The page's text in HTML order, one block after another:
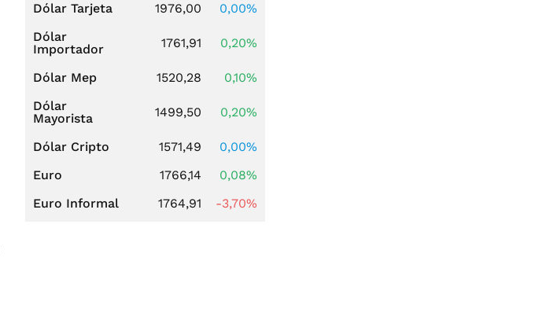
Dólar Tarjeta
1976,00
0,00%
Dólar
Importador
1761,91 0,20%
Dólar Mep 1520,28
0,10%
Dólar
Mayorista
1499,50 0,20%
Dólar Cripto 1571,49
0,00%
Euro
1766,14
0,08%
Euro Informal
1764,91 -3,70%